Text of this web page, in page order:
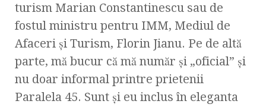
turism Marian Constantinescu sau de
fostul ministru pentru IMM, Mediul de
Afaceri şi Turism, Florin Jianu. Pe de altă
parte, mă bucur că mă număr şi „oficial” şi
nu doar informal printre prietenii
Paralela 45. Sunt şi eu inclus în eleganta